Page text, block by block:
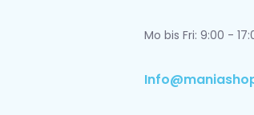
Mo bis Fri: 9:00 -